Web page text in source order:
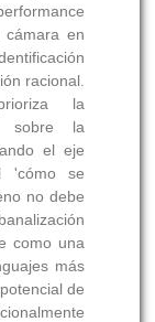
en
racional.
la
sobre la
el eje
'cómo se
no debe
como una
más
de